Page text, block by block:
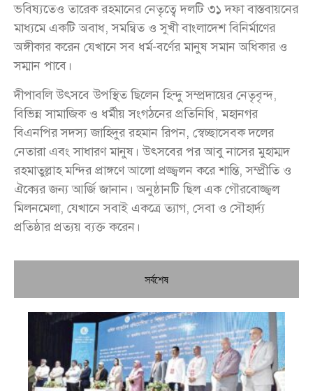
ভবিষ্যতেও তারেক রহমানের নেতৃত্বে দলটি ৩১ দফা বাস্তবায়নের
মাধ্যমে একটি অবাধ, সমন্বিত ও সুখী বাংলাদেশ বিনির্মাণের
অঙ্গীকার করেন যেখানে সব ধর্ম-বর্ণের মানুষ সমান অধিকার ও
সম্মান পাবে।
দীপাবলি উৎসবে উপস্থিত ছিলেন হিন্দু সম্প্রদায়ের নেতৃবৃন্দ,
বিভিন্ন সামাজিক ও ধর্মীয় সংগঠনের প্রতিনিধি, মহানগর
বিএনপির সদস্য জাহিদুর রহমান রিপন, স্বেচ্ছাসেবক দলের
নেতারা এবং সাধারণ মানুষ। উৎসবের পর আবু নাসের মুহাম্মদ
রহমাতুল্লাহ মন্দির প্রাঙ্গণে আলো প্রজ্জ্বলন করে শান্তি, সম্প্রীতি ও
ঐক্যের জন্য আর্জি জানান। অনুষ্ঠানটি ছিল এক গৌরবোজ্জ্বল
মিলনমেলা, যেখানে সবাই একত্রে ত্যাগ, সেবা ও সৌহার্দ্য
প্রতিষ্ঠার প্রত্যয় ব্যক্ত করেন।
সর্বশেষ